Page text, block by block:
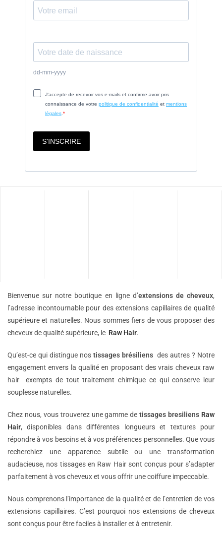
Bienvenue sur notre boutique en ligne d’extensions decheveux,
l’adresse incontournable pour des extensions capillaires de qualité
supérieure et naturelles. Nous sommes fiers de vous proposer des
cheveux de qualité supérieure, le Raw Hair.
Qu’est-ce qui distingue nos tissages brésiliens des autres ? Notre
engagement envers la qualité en proposant des vrais cheveux raw
hair exempts de tout traitement chimique ce qui conserve leur
souplesse naturelles.
Chez nous, vous trouverez une gamme detissages bresiliens Raw
Hair, disponibles dans différentes longueurs et textures pour
répondre à vos besoins et à vos préférences personnelles. Que vous
recherchiez une apparence subtile ou une transformation
audacieuse, nos tissages en Raw Hair sont conçus pour s’adapter
parfaitement à vos cheveux et vous offrir une coiffure impeccable.
Nous comprenons l’importance de la qualité et de l’entretien de vos
extensions capillaires. C’est pourquoi nos extensions de cheveux
sont conçus pour être faciles à installer et à entretenir.